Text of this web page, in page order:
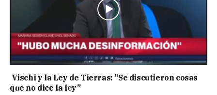
Vischi y la Ley de Tierras: “Se discutieron cosas
que no dice la ley”